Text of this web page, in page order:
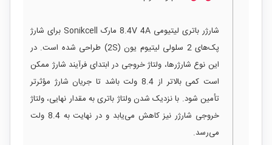
شارژر باتری لیتیومی 8.4V 4A مارک Sonikcell برای شارژ
پک‌های 2 سلولی لیتیوم یون (2S) طراحی شده است. در
این نوع شارژرها، ولتاژ خروجی در ابتدای فرآیند شارژ ممکن
است کمی بالاتر از 8.4 ولت باشد تا جریان شارژ مؤثرتر
تأمین شود. با نزدیک شدن ولتاژ باتری به مقدار نهایی، ولتاژ
خروجی شارژر نیز کاهش می‌یابد و در نهایت به 8.4 ولت
می‌رسد.